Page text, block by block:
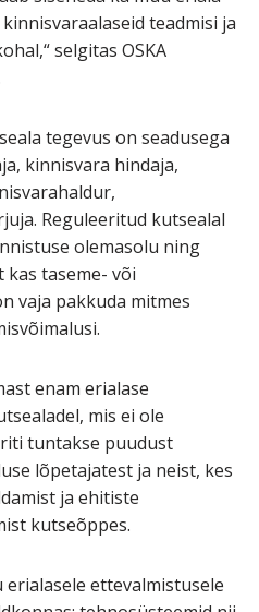
teadmisi ja
selgitas OSKA
tegevus on seadusega
kinnisvara hindaja,
Reguleeritud kutsealal
olemasolu ning
kas taseme- või
vaja pakkuda mitmes
enam erialase
mis ei ole
tuntakse puudust
lõpetajatest ja neist, kes
ja ehitiste
kutseõppes.
ettevalmistusele